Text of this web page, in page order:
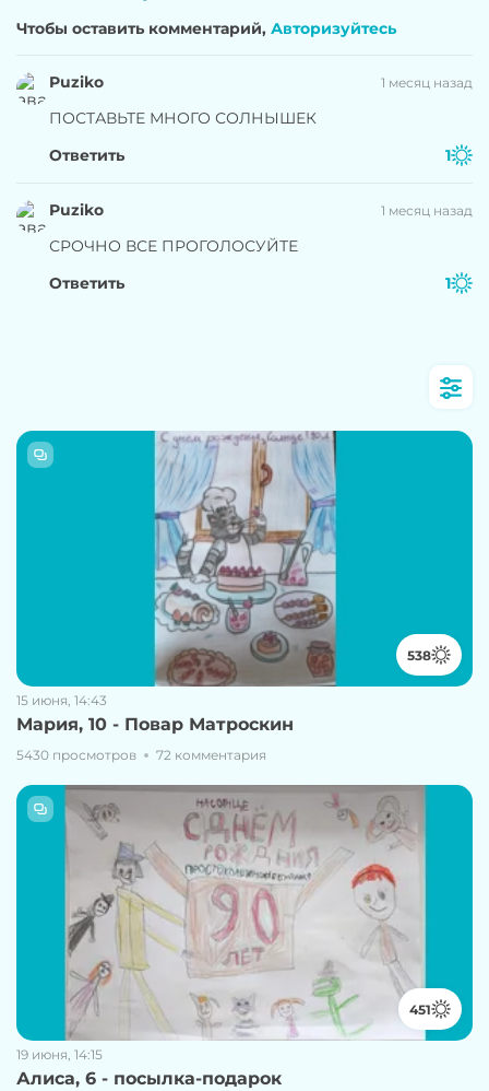
Чтобы оставить комментарий, Авторизуйтесь
Puziko 1 месяц назад
ПОСТАВЬТЕ МНОГО СОЛНЫШЕК
Ответить
1
Puziko 1 месяц назад
СРОЧНО ВСЕ ПРОГОЛОСУЙТЕ
Ответить
1
538
15 июня, 14:43
Мария, 10 - Повар Матроскин
5430 просмотров 72 комментария
451
19 июня, 14:15
Алиса, 6 - посылка-подарок